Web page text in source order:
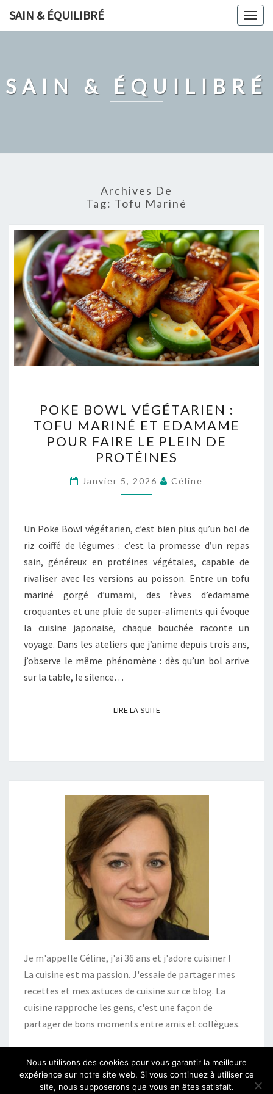
SAIN & ÉQUILIBRÉ
SAIN & ÉQUILIBRÉ
Archives De
Tag: Tofu Mariné
BOWL
VÉGÉTARIEN
TOFU
MARINÉ
ET
POUR
FAIRE
LE
PLEIN
DE
PROTÉINES
POKE BOWL VÉGÉTARIEN :
TOFU MARINÉ ET EDAMAME
POUR FAIRE LE PLEIN DE
PROTÉINES
Janvier 5, 2026 Céline
Un Poke Bowl végétarien, c’est bien plus qu’un bol de
riz coiffé de légumes : c’est la promesse d’un repas
sain, généreux en protéines végétales, capable de
rivaliser avec les versions au poisson. Entre un tofu
mariné gorgé d’umami, des fèves d’edamame
croquantes et une pluie de super-aliments qui évoque
la cuisine japonaise, chaque bouchée raconte un
voyage. Dans les ateliers que j’anime depuis trois ans,
j’observe le même phénomène : dès qu’un bol arrive
sur la table, le silence…
LIRE LA SUITELIRE LA SUITE
Je m'appelle Céline, j'ai 36 ans et j'adore cuisiner !
La cuisine est ma passion. J'essaie de partager mes
recettes et mes astuces de cuisine sur ce blog. La
cuisine rapproche les gens, c'est une façon de
partager de bons moments entre amis et collègues.
Nous utilisons des cookies pour vous garantir la meilleure
expérience sur notre site web. Si vous continuez à utiliser ce
site, nous supposerons que vous en êtes satisfait.